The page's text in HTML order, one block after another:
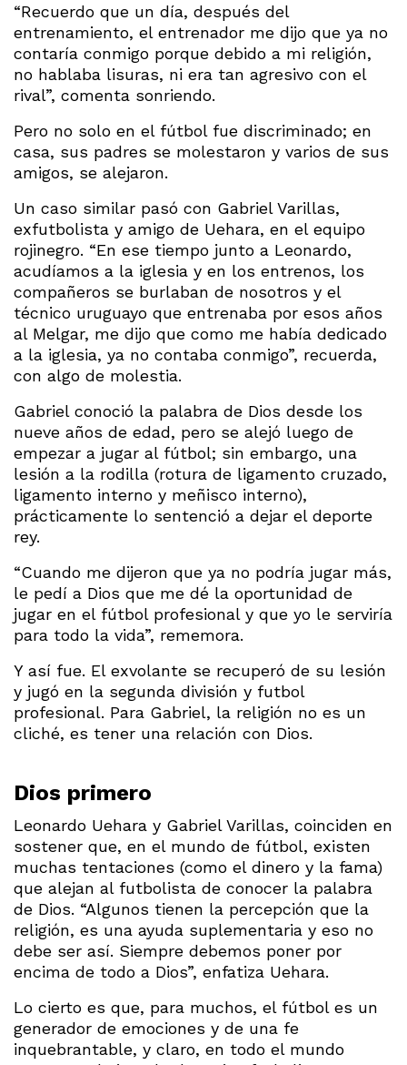
“Recuerdo que un día, después del
entrenamiento, el entrenador me dijo que ya no
contaría conmigo porque debido a mi religión,
no hablaba lisuras, ni era tan agresivo con el
rival”, comenta sonriendo.
Pero no solo en el fútbol fue discriminado; en
casa, sus padres se molestaron y varios de sus
amigos, se alejaron.
Un caso similar pasó con Gabriel Varillas,
exfutbolista y amigo de Uehara, en el equipo
rojinegro. “En ese tiempo junto a Leonardo,
acudíamos a la iglesia y en los entrenos, los
compañeros se burlaban de nosotros y el
técnico uruguayo que entrenaba por esos años
al Melgar, me dijo que como me había dedicado
a la iglesia, ya no contaba conmigo”, recuerda,
con algo de molestia.
Gabriel conoció la palabra de Dios desde los
nueve años de edad, pero se alejó luego de
empezar a jugar al fútbol; sin embargo, una
lesión a la rodilla (rotura de ligamento cruzado,
ligamento interno y meñisco interno),
prácticamente lo sentenció a dejar el deporte
rey.
“Cuando me dijeron que ya no podría jugar más,
le pedí a Dios que me dé la oportunidad de
jugar en el fútbol profesional y que yo le serviría
para todo la vida”, rememora.
Y así fue. El exvolante se recuperó de su lesión
y jugó en la segunda división y futbol
profesional. Para Gabriel, la religión no es un
cliché, es tener una relación con Dios.
Dios primero
Leonardo Uehara y Gabriel Varillas, coinciden en
sostener que, en el mundo de fútbol, existen
muchas tentaciones (como el dinero y la fama)
que alejan al futbolista de conocer la palabra
de Dios. “Algunos tienen la percepción que la
religión, es una ayuda suplementaria y eso no
debe ser así. Siempre debemos poner por
encima de todo a Dios”, enfatiza Uehara.
Lo cierto es que, para muchos, el fútbol es un
generador de emociones y de una fe
inquebrantable, y claro, en todo el mundo